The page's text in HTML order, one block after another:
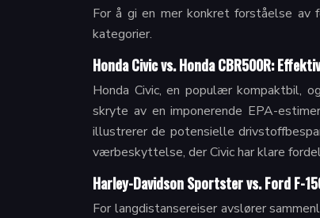
For å gi en mer konkret forståelse av
kategorier.
Honda Civic vs. Honda CBR500R:
Honda Civic, en populær kompaktbil,
skryte av en imponerende EPA-
illustrerer de potensielle
værbeskyttelse, der Civic har klare
Harley-Davidson Sportster vs. Ford F-
For langdistansereiser avslører